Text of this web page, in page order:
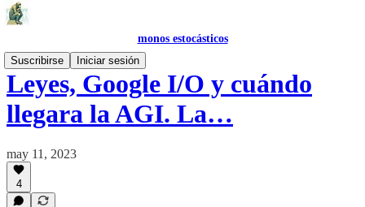
monos estocásticos
Suscribirse
Iniciar sesión
Leyes, Google I/O y cuándo
llegara la AGI. La…
may 11, 2023
4